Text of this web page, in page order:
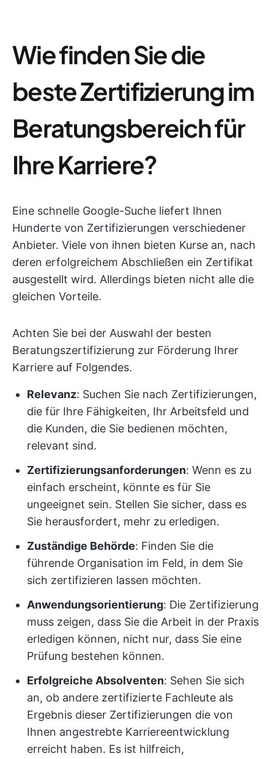
Wie finden Sie die
beste Zertifizierung im
Beratungsbereich für
Ihre Karriere?
Eine schnelle Google-Suche liefert Ihnen
Hunderte von Zertifizierungen verschiedener
Anbieter. Viele von ihnen bieten Kurse an, nach
deren erfolgreichem Abschließen ein Zertifikat
ausgestellt wird. Allerdings bieten nicht alle die
gleichen Vorteile.
Achten Sie bei der Auswahl der besten
Beratungszertifizierung zur Förderung Ihrer
Karriere auf Folgendes.
Relevanz: Suchen Sie nach Zertifizierungen,
die für Ihre Fähigkeiten, Ihr Arbeitsfeld und
die Kunden, die Sie bedienen möchten,
relevant sind.
Zertifizierungsanforderungen: Wenn es zu
einfach erscheint, könnte es für Sie
ungeeignet sein. Stellen Sie sicher, dass es
Sie herausfordert, mehr zu erledigen.
Zuständige Behörde: Finden Sie die
führende Organisation im Feld, in dem Sie
sich zertifizieren lassen möchten.
Anwendungsorientierung: Die Zertifizierung
muss zeigen, dass Sie die Arbeit in der Praxis
erledigen können, nicht nur, dass Sie eine
Prüfung bestehen können.
Erfolgreiche Absolventen: Sehen Sie sich
an, ob andere zertifizierte Fachleute als
Ergebnis dieser Zertifizierungen die von
Ihnen angestrebte Karriereentwicklung
erreicht haben. Es ist hilfreich,